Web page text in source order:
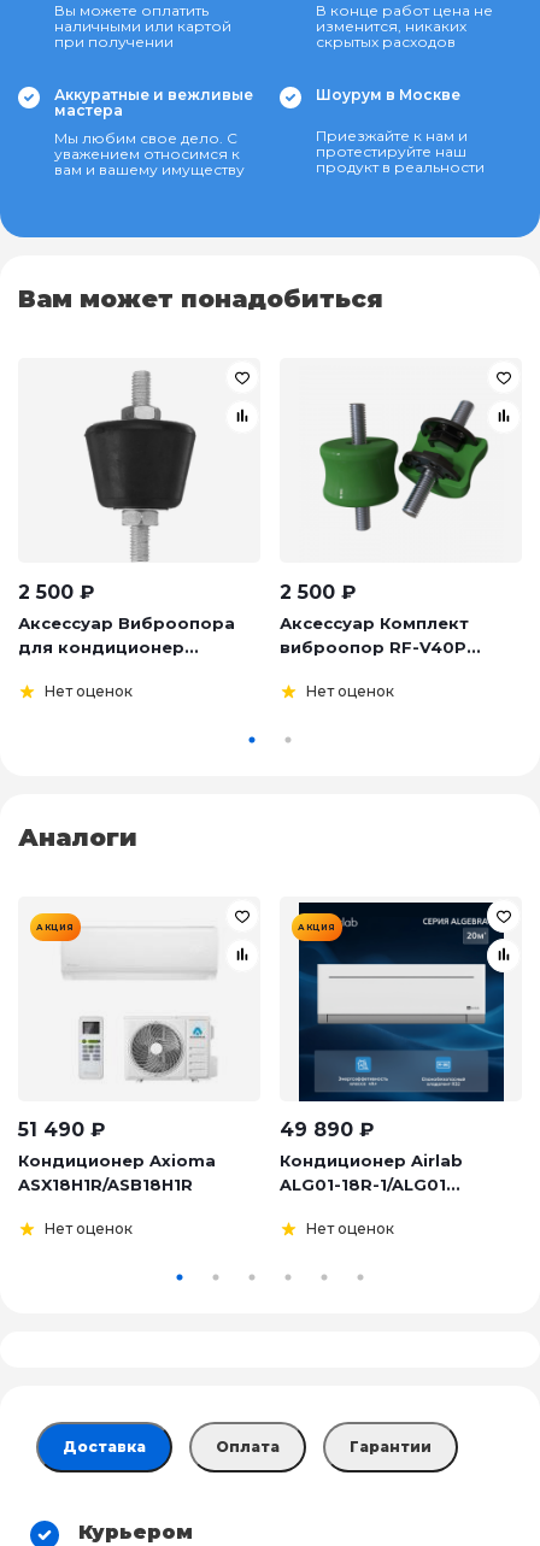
Вы можете оплатить
наличными или картой
при получении
В конце работ цена не
изменится, никаких
скрытых расходов
Аккуратные и вежливые
мастера
Мы любим свое дело. С
уважением относимся к
вам и вашему имуществу
Шоурум в Москве
Приезжайте к нам и
протестируйте наш
продукт в реальности
Вам может понадобиться
2 500 ₽
Аксессуар Виброопора
для кондиционер...
Нет оценок
2 500 ₽
Аксессуар Комплект
виброопор RF-V40P...
Нет оценок
Аналоги
АКЦИЯ
51 490 ₽
Кондиционер Axioma
ASX18H1R/ASB18H1R
Нет оценок
АКЦИЯ
49 890 ₽
Кондиционер Airlab
ALG01-18R-1/ALG01...
Нет оценок
Доставка Оплата Гарантии
Курьером